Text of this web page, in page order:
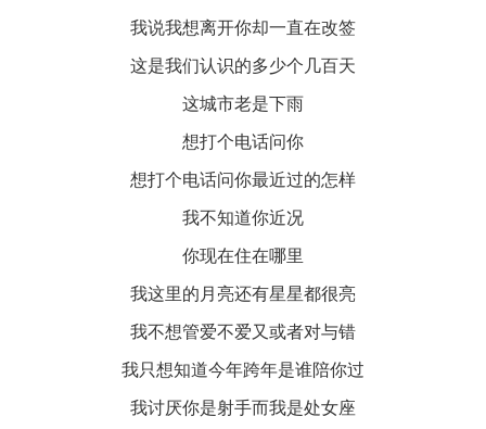
我说我想离开你却一直在改签
这是我们认识的多少个几百天
这城市老是下雨
想打个电话问你
想打个电话问你最近过的怎样
我不知道你近况
你现在住在哪里
我这里的月亮还有星星都很亮
我不想管爱不爱又或者对与错
我只想知道今年跨年是谁陪你过
我讨厌你是射手而我是处女座